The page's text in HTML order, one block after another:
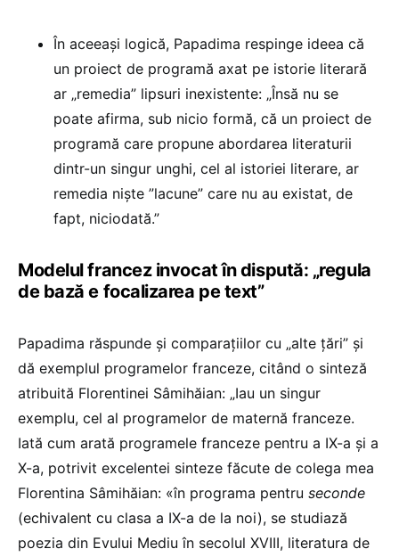
În aceeași logică, Papadima respinge ideea că
un proiect de programă axat pe istorie literară
ar „remedia” lipsuri inexistente: „Însă nu se
poate afirma, sub nicio formă, că un proiect de
programă care propune abordarea literaturii
dintr-un singur unghi, cel al istoriei literare, ar
remedia niște ”lacune” care nu au existat, de
fapt, niciodată.”
Modelul francez invocat în dispută: „regula
de bază e focalizarea pe text”
Papadima răspunde și comparațiilor cu „alte țări” și
dă exemplul programelor franceze, citând o sinteză
atribuită Florentinei Sâmihăian: „Iau un singur
exemplu, cel al programelor de maternă franceze.
Iată cum arată programele franceze pentru a IX-a și a
X-a, potrivit excelentei sinteze făcute de colega mea
Florentina Sâmihăian: «în programa pentru seconde
(echivalent cu clasa a IX-a de la noi), se studiază
poezia din Evului Mediu în secolul XVIII, literatura de